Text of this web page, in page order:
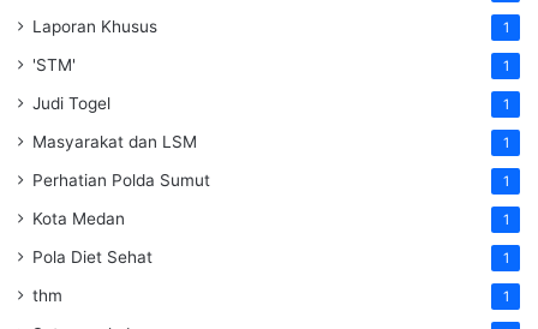
Laporan Khusus 1
'STM' 1
Judi Togel 1
Masyarakat dan LSM 1
Perhatian Polda Sumut 1
Kota Medan 1
Pola Diet Sehat 1
thm 1